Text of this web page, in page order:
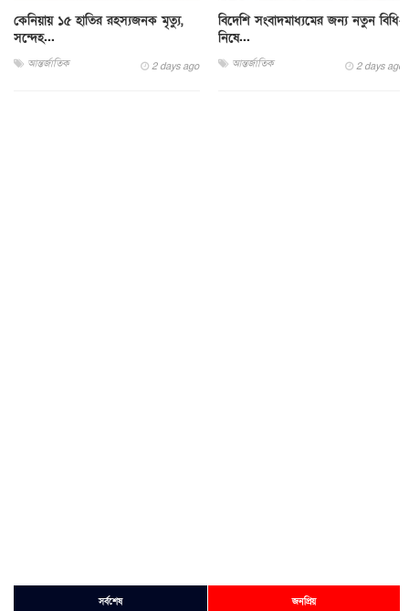
কেনিয়ায় ১৫ হাতির রহস্যজনক মৃত্যু,
সন্দেহ...
আন্তর্জাতিক 2 days ago
বিদেশি সংবাদমাধ্যমের জন্য নতুন বিধি-
নিষে...
আন্তর্জাতিক 2 days ago
সর্বশেষ জনপ্রিয়